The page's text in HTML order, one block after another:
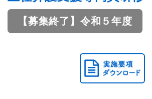
【募集終了】令和５年度